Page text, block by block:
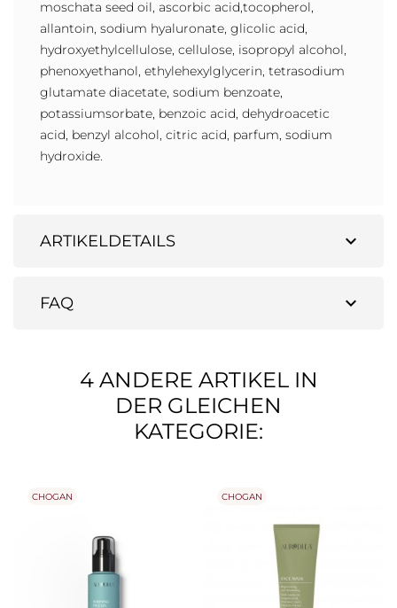
moschata seed oil, ascorbic acid,tocopherol,
allantoin, sodium hyaluronate, glicolic acid,
hydroxyethylcellulose, cellulose, isopropyl alcohol,
phenoxyethanol, ethylehexylglycerin, tetrasodium
glutamate diacetate, sodium benzoate,
potassiumsorbate, benzoic acid, dehydroacetic
acid, benzyl alcohol, citric acid, parfum, sodium
hydroxide.
expand_more
ARTIKELDETAILS
expand_more
FAQ
4 ANDERE ARTIKEL IN
DER GLEICHEN
KATEGORIE:
CHOGAN CHOGAN